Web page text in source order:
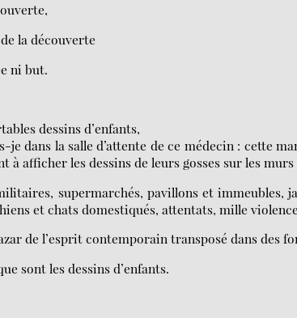
la découverte
ni but.
dessins d’enfants,
je dans la salle d’attente de ce médecin : cette
à afficher les dessins de leurs gosses sur les
supermarchés, pavillons et immeubles,
et chats domestiqués, attentats, mille
de l’esprit contemporain transposé dans des
sont les dessins d’enfants.